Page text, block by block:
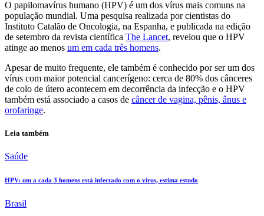
O papilomavírus humano (HPV) é um dos vírus mais comuns na
população mundial. Uma pesquisa realizada por cientistas do
Instituto Catalão de Oncologia, na Espanha, e publicada na edição
de setembro da revista científica The Lancet, revelou que o HPV
atinge ao menos um em cada três homens.
Apesar de muito frequente, ele também é conhecido por ser um dos
vírus com maior potencial cancerígeno: cerca de 80% dos cânceres
de colo de útero acontecem em decorrência da infecção e o HPV
também está associado a casos de câncer de vagina, pênis, ânus e
orofaringe.
Leia também
Saúde
HPV: um a cada 3 homens está infectado com o vírus, estima estudo
Brasil